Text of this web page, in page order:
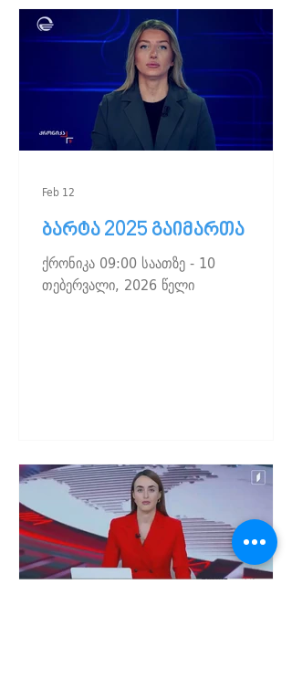
ბარტა 2025 გაიმართა
ქრონიკა 09:00 საათზე - 10
თებერვალი, 2026 წელი
Feb 12